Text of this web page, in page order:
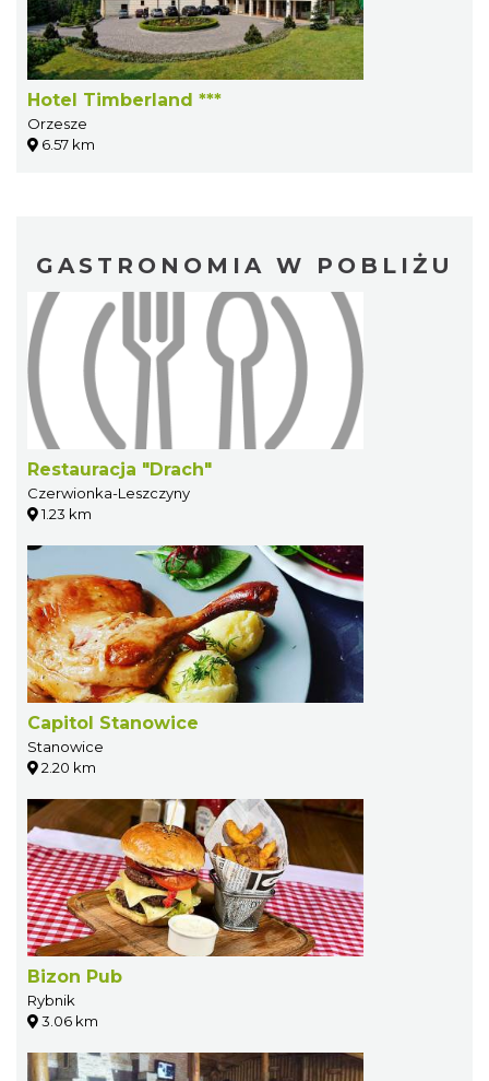
Hotel Timberland ***
Orzesze
6.57 km
GASTRONOMIA W POBLIŻU
Restauracja "Drach"
Czerwionka-Leszczyny
1.23 km
Capitol Stanowice
Stanowice
2.20 km
Bizon Pub
Rybnik
3.06 km